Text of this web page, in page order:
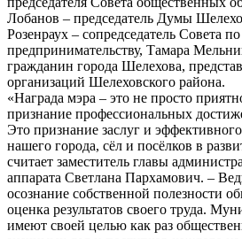
Лобанов – председатель Думы
Розенраух – сопредседатель Совета
предпринимательству, Тамара
гражданин города Шелехова,
организаций Шелеховского района.
«Награда мэра – это не просто
признание профессиональных
Это признание заслуг и
нашего города, сёл и посёлков в
считает заместитель главы
аппарата Светлана Пархамович. –
осознание собственной полезности
оценка результатов своего труда.
имеют своей целью как раз